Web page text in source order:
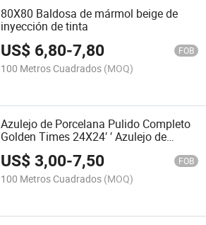
80X80 Baldosa de mármol beige de
inyección de tinta
US$ 6,80-7,80 FOB
100 Metros Cuadrados (MOQ)
Azulejo de Porcelana Pulido Completo
Golden Times 24X24′ ′ Azulejo de
China
US$3,00-7,50 FOB
100 Metros Cuadrados (MOQ)